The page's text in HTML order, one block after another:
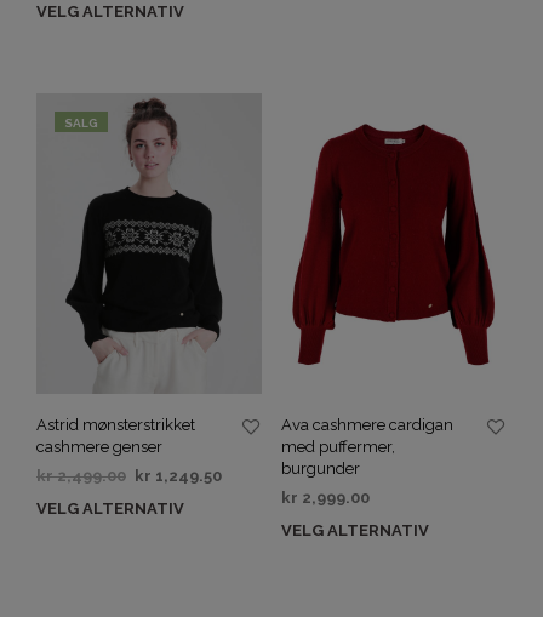
VELG ALTERNATIV
SALG
Astrid mønsterstrikket
cashmere genser
kr2,499.00 kr 1,249.50
VELG ALTERNATIV
Ava cashmere cardigan
med puffermer,
burgunder
kr 2,999.00
VELG ALTERNATIV